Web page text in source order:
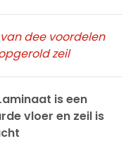
dee voordelen
zeil
is een
vloer en zeil is